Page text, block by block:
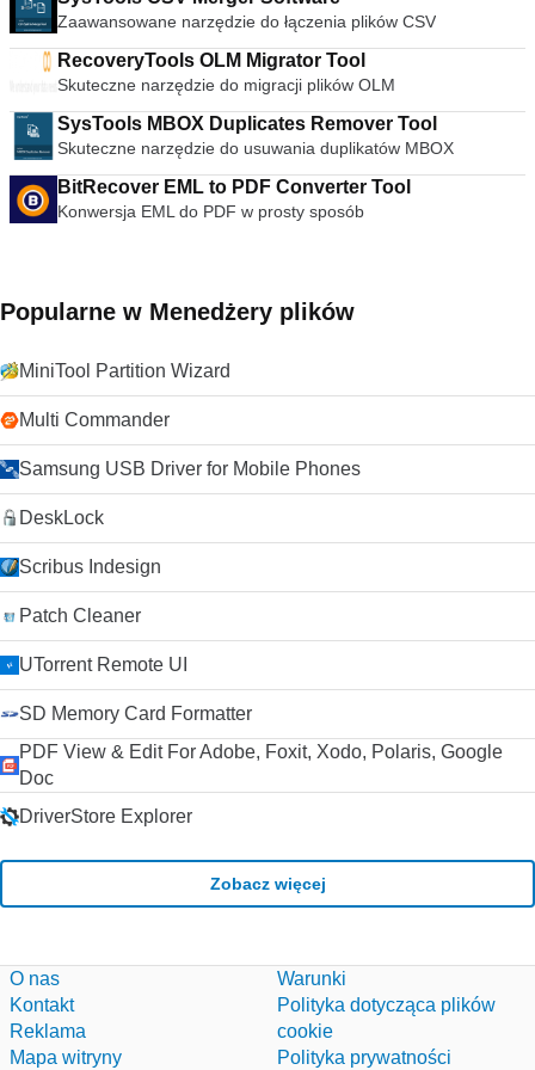
synchronizacji, w tym korektorem graficznym z wieloma
ustawieniami wstępnymi, nakładkami, efektami specjalnymi,
efektami wideo AtmoLight, przestrzennym układem audio i
dostosowywanymi ustawieniami kompresji zakresu. Możesz
nawet dodawać napisy do filmów, dodając plik SRT do folderu
wideo. streszczenie VLC Media Player to po prostu
najbardziej wszechstronny, stabilny i wysokiej jakości
rynku bezpłatnych odtwarzaczy multimedialnych od ponad 10
lat i wygląda na to, że może przez kolejne 10 lat dzięki
świecie.
Zaawansowane narzędzie do łączenia plików CSV
RecoveryTools OLM Migrator Tool
Skuteczne narzędzie do migracji plików OLM
SysTools MBOX Duplicates Remover Tool
Skuteczne narzędzie do usuwania duplikatów MBOX
BitRecover EML to PDF Converter Tool
Konwersja EML do PDF w prosty sposób
Popularne w Menedżery plików
MiniTool Partition Wizard
Multi Commander
Samsung USB Driver for Mobile Phones
DeskLock
Scribus Indesign
Patch Cleaner
UTorrent Remote UI
SD Memory Card Formatter
PDF View & Edit For Adobe, Foxit, Xodo, Polaris, Google
Doc
DriverStore Explorer
Zobacz więcej
O nas
Kontakt
Reklama
Mapa witryny
Warunki
Polityka dotycząca plików
cookie
Polityka prywatności